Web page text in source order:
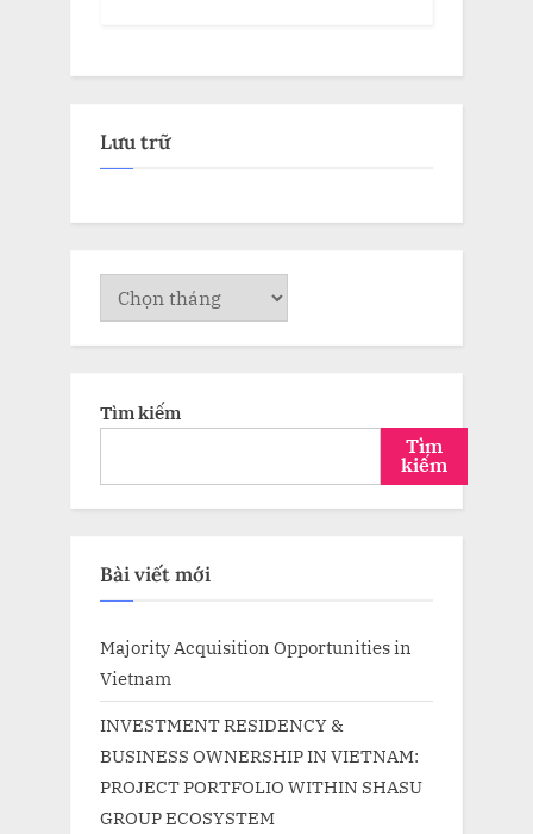
Lưu trữ
Lưu
trữ
Tìm kiếm
Tìm
kiếm
Bài viết mới
Majority Acquisition Opportunities in
Vietnam
INVESTMENT RESIDENCY &
BUSINESS OWNERSHIP IN VIETNAM:
PROJECT PORTFOLIO WITHIN SHASU
GROUP ECOSYSTEM